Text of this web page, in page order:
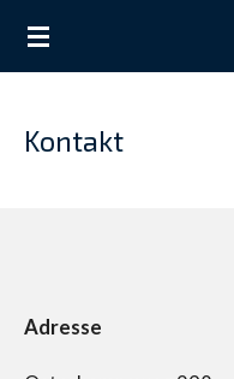
Zum
Kontakt
Adresse